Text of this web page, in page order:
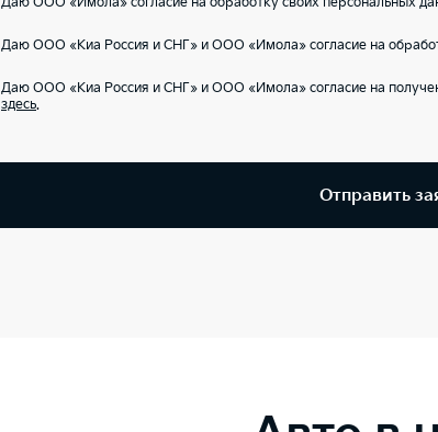
Даю ООО «Киа Россия и СНГ» и ООО «Имола» согласие на
Даю ООО «Киа Россия и СНГ» и ООО «Имола» согласие на
здесь.
Отправить